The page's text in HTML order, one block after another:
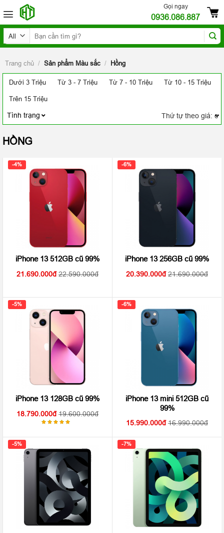
to
content
Gọi ngay
0936.086.887
Tìm
kiếm:
Trang chủ / Sản phẩm Màu sắc / Hồng
Dưới 3 Triệu Từ 3 - 7 Triệu Từ 7 - 10 Triệu Từ 10 - 15 Triệu
Trên 15 Triệu
Tình trạng
HỒNG
-4%
iPhone 13 512GB cũ 99%
21.690.000 22.590.000
-6%
iPhone 13 256GB cũ 99%
20.390.000 21.690.000
-5%
iPhone 13 128GB cũ 99%
18.790.000 19.600.000
5.005
-6%
iPhone 13 mini 512GB cũ
99%
15.990.000 16.990.000
-5% -7%